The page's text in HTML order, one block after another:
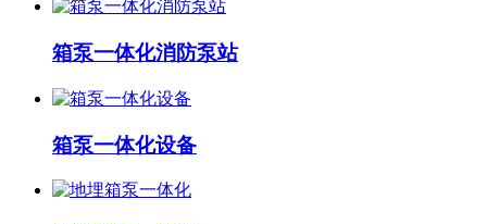
箱泵一体化消防泵站
箱泵一体化设备